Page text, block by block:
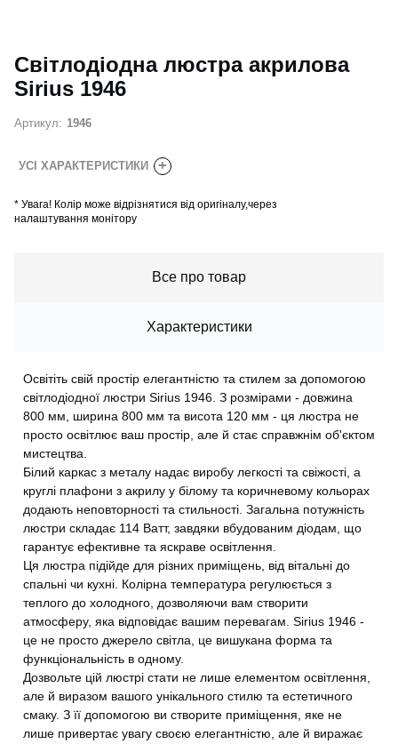
Світлодіодна люстра акрилова
Sirius 1946
Артикул: 1946
УСІ ХАРАКТЕРИСТИКИ +
* Увага! Колір може відрізнятися від оригіналу,через
налаштування монітору
Все про товар
Характеристики
Освітіть свій простір елегантністю та стилем за допомогою
світлодіодної люстри Sirius 1946. З розмірами - довжина
800 мм, ширина 800 мм та висота 120 мм - ця люстра не
просто освітлює ваш простір, але й стає справжнім об'єктом
мистецтва.
Білий каркас з металу надає виробу легкості та свіжості, а
круглі плафони з акрилу у білому та коричневому кольорах
додають неповторності та стильності. Загальна потужність
люстри складає 114 Ватт, завдяки вбудованим діодам, що
гарантує ефективне та яскраве освітлення.
Ця люстра підійде для різних приміщень, від вітальні до
спальні чи кухні. Колірна температура регулюється з
теплого до холодного, дозволяючи вам створити
атмосферу, яка відповідає вашим перевагам. Sirius 1946 -
це не просто джерело світла, це вишукана форма та
функціональність в одному.
Дозвольте цій люстрі стати не лише елементом освітлення,
але й виразом вашого унікального стилю та естетичного
смаку. З її допомогою ви створите приміщення, яке не
лише привертає увагу своєю елегантністю, але й виражає